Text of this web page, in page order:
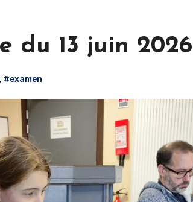
du 13 juin 2026
, #examen